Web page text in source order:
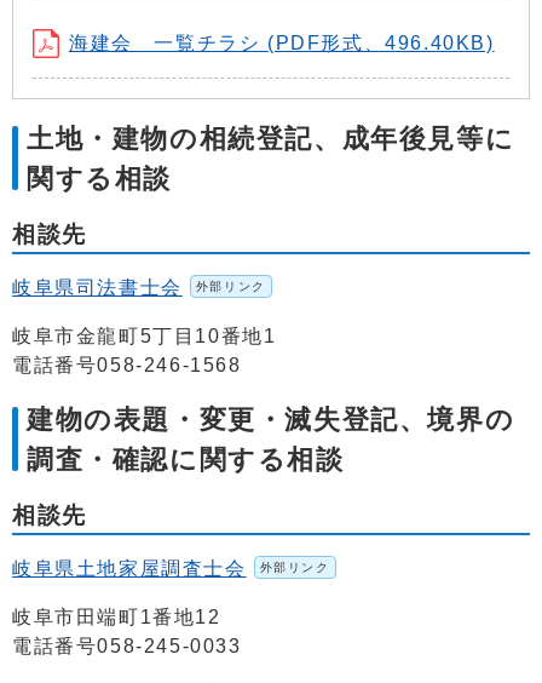
海建会 一覧チラシ (PDF形式、496.40KB)
土地・建物の相続登記、成年後見等に
関する相談
相談先
岐阜県司法書士会 外部リンク
岐阜市金龍町5丁目10番地1
電話番号058-246-1568
建物の表題・変更・滅失登記、境界の
調査・確認に関する相談
相談先
岐阜県土地家屋調査士会 外部リンク
岐阜市田端町1番地12
電話番号058-245-0033